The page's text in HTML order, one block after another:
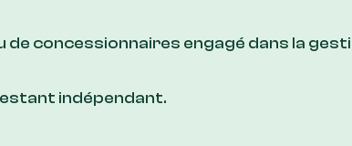
de concessionnaires engagé dans la
indépendant.